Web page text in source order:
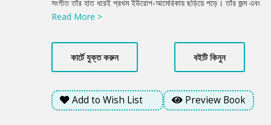
সংগীত তাঁর হাত ধরেই প্রথম ইউরোপ-আমেরিকায় ছড়িয়ে পড়ে। তাঁর জন্ম এবং
পূর্বপুরুষগণ বাংলাদেশের ব্রাহ্মণবাড়িয়া জেলার নবীনগর উপজেলার শিবপুর
বাজিয়ে বিশ্বকে বিমোহিত করে তুলেছিলেন। সরোদ এবং বেহালার
আধুনিকায়নসহ একাধিক বাদ্যযন্ত্রের আবিষ্কারক এবং অসংখ্য রাগ-রাগিণীর
স্রষ্টাও তিনি। তিনি তাঁর জীবদ্দশায় ভারত সরকার কর্তৃক সে দেশের সর্বোচ্চ
রাষ্ট্রীয় সম্মান ‘পদ্মভূষণ’ এবং ‘পদ্মবিভূষণ’ খেতাব লাভ করেছিলেন। ‘ওস্তাদ’
তাঁরই ওপর লেখা একটি ছোট্ট প্রয়াস।
Read More >
কার্টে যুক্ত করুন বইটি কিনুন
Add to Wish List Preview Book